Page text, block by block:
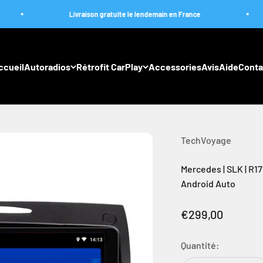
Livraison gratuite le lendemain en France
Autoradios Rétrofit CarPlay AccessoriesAvisAide
TechVoyage
Mercedes | SLK |
Android Auto
Prix de vente
€299,00
Quantité: